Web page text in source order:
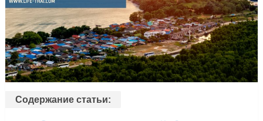
Содержание статьи: